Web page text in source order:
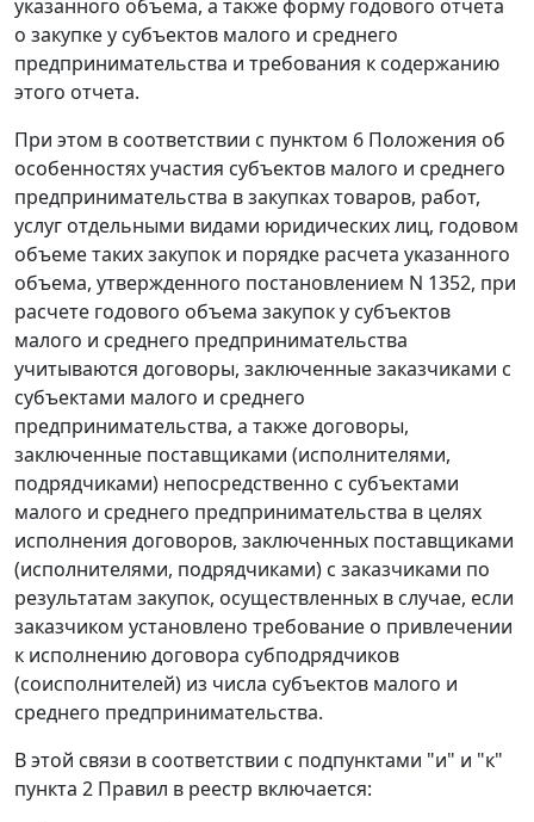
указанного объема, а также форму годового отчета
о закупке у субъектов малого и среднего
предпринимательства и требования к содержанию
этого отчета.
При этом в соответствии с пунктом 6 Положения об
особенностях участия субъектов малого и среднего
предпринимательства в закупках товаров, работ,
услуг отдельными видами юридических лиц, годовом
объеме таких закупок и порядке расчета указанного
объема, утвержденного постановлением N 1352, при
расчете годового объема закупок у субъектов
малого и среднего предпринимательства
учитываются договоры, заключенные заказчиками с
субъектами малого и среднего
предпринимательства, а также договоры,
заключенные поставщиками (исполнителями,
подрядчиками) непосредственно с субъектами
малого и среднего предпринимательства в целях
исполнения договоров, заключенных поставщиками
(исполнителями, подрядчиками) с заказчиками по
результатам закупок, осуществленных в случае, если
заказчиком установлено требование о привлечении
к исполнению договора субподрядчиков
(соисполнителей) из числа субъектов малого и
среднего предпринимательства.
В этой связи в соответствии с подпунктами "и" и "к"
пункта 2 Правил в реестр включается: